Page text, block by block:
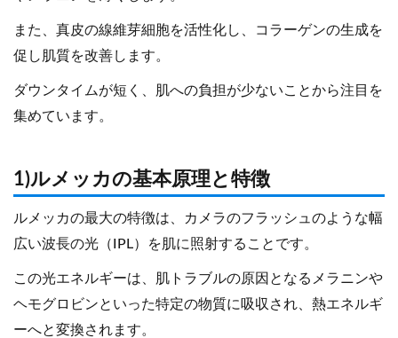
また、真皮の線維芽細胞を活性化し、コラーゲンの生成を
促し肌質を改善します。
ダウンタイムが短く、肌への負担が少ないことから注目を
集めています。
1)ルメッカの基本原理と特徴
ルメッカの最大の特徴は、カメラのフラッシュのような幅
広い波長の光（IPL）を肌に照射することです。
この光エネルギーは、肌トラブルの原因となるメラニンや
ヘモグロビンといった特定の物質に吸収され、熱エネルギ
ーへと変換されます。